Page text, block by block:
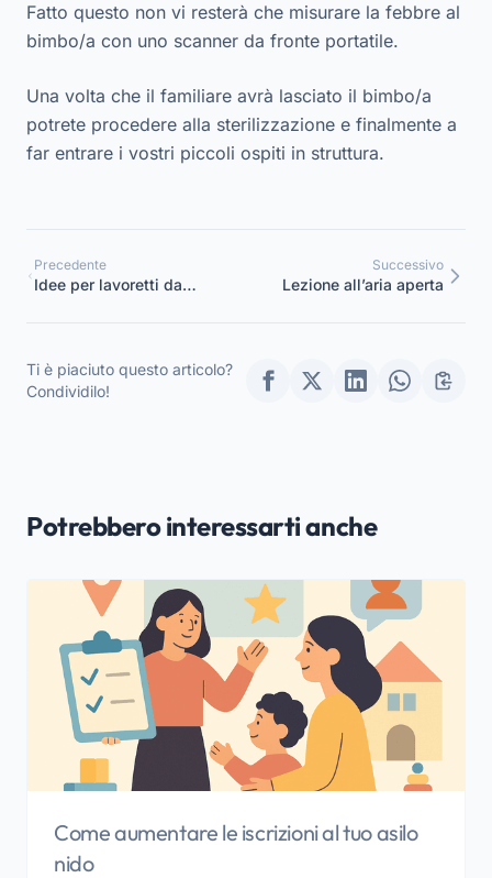
Fatto questo non vi resterà che misurare la febbre al
bimbo/a con uno scanner da fronte portatile.
Una volta che il familiare avrà lasciato il bimbo/a
potrete procedere alla sterilizzazione e finalmente a
far entrare i vostri piccoli ospiti in struttura.
Precedente
Idee per lavoretti da
Successivo
Lezione all’aria aperta
Ti è piaciuto questo articolo?
Condividilo!
Potrebbero interessarti anche
Come aumentare le iscrizioni al tuo asilo
nido